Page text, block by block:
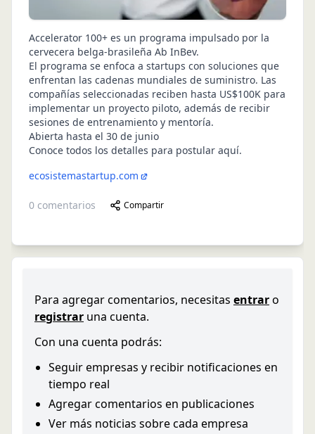
Accelerator 100+ es un programa impulsado por la
cervecera belga-brasileña Ab InBev.
El programa se enfoca a startups con soluciones que
enfrentan las cadenas mundiales de suministro. Las
compañías seleccionadas reciben hasta US$100K para
implementar un proyecto piloto, además de recibir
sesiones de entrenamiento y mentoría.
Abierta hasta el 30 de junio
Conoce todos los detalles para postular aquí.
ecosistemastartup.com
0 comentarios Compartir
Para agregar comentarios, necesitas entraro
registrar una cuenta.
Con una cuenta podrás:
Seguir empresas y recibir notificaciones en
tiempo real
Agregar comentarios en publicaciones
Ver más noticias sobre cada empresa